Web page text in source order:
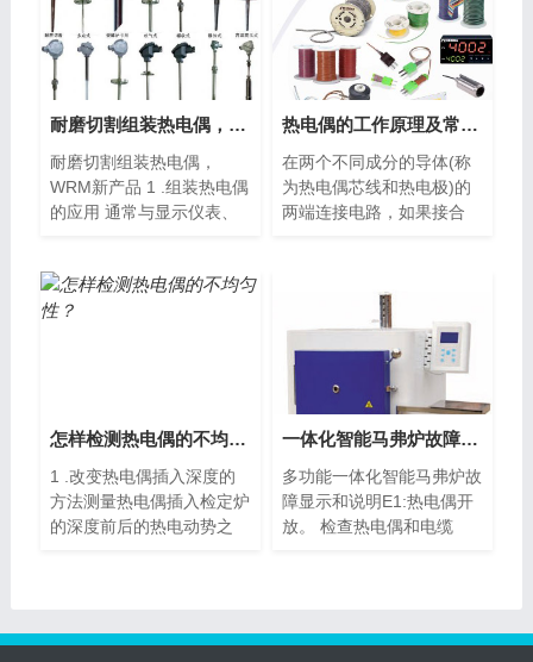
耐磨切割组装热电偶，WRM新产品
耐磨切割组装热电偶，
WRM新产品 1 .组装热电偶
的应用 通常与显示仪表、
热电偶的工作原理及常见种类
在两个不同成分的导体(称
为热电偶芯线和热电极)的
两端连接电路，如果接合
怎样检测热电偶的不均匀性？
1 .改变热电偶插入深度的
方法测量热电偶插入检定炉
的深度前后的热电动势之
一体化智能马弗炉故障显示与说明、分析
多功能一体化智能马弗炉故
障显示和说明E1:热电偶开
放。 检查热电偶和电缆